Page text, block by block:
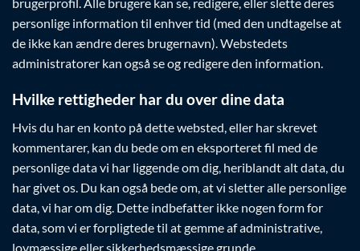
personlige information til enhver tid (med den undtagelse at
de ikke kan ændre deres brugernavn). Webstedets
administratorer kan også se og redigere den information.
Hvilke rettigheder har du over dine data
Hvis du har en konto på dette websted, eller har skrevet
kommentarer, kan du bede om en eksporteret fil med de
personlige data vi har liggende om dig, heriblandt alt data, du
har givet os. Du kan også bede om, at vi sletter alle personlige
data, vi har om dig. Dette indbefatter ikke nogen form for
data, som vi er forpligtede til at gemme af administrative,
lovmæssige eller sikkerhedsmæssige grunde.